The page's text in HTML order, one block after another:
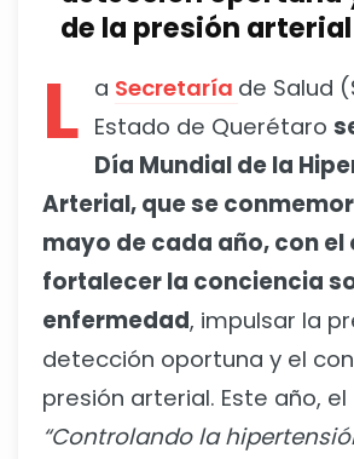
de la presión arterial
L a Secretaría de Salud
Estado de Querétaro
Día Mundial de la
Arterial, que se
mayo de cada año, con
fortalecer la conciencia
enfermedad, impulsar la
detección oportuna y el
presión arterial. Este año,
“Controlando la